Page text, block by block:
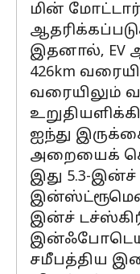
மின்
இதனால், EV
426km
வரையிலும்
ஐந்து
அறையைக்
இது 5.3-இன்ச்
இன்ச்
சமீபத்திய